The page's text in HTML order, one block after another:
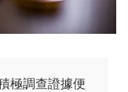
極調查證據便